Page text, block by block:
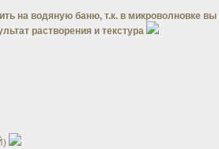
на водяную баню, т.к. в микроволновке
растворения и текстура